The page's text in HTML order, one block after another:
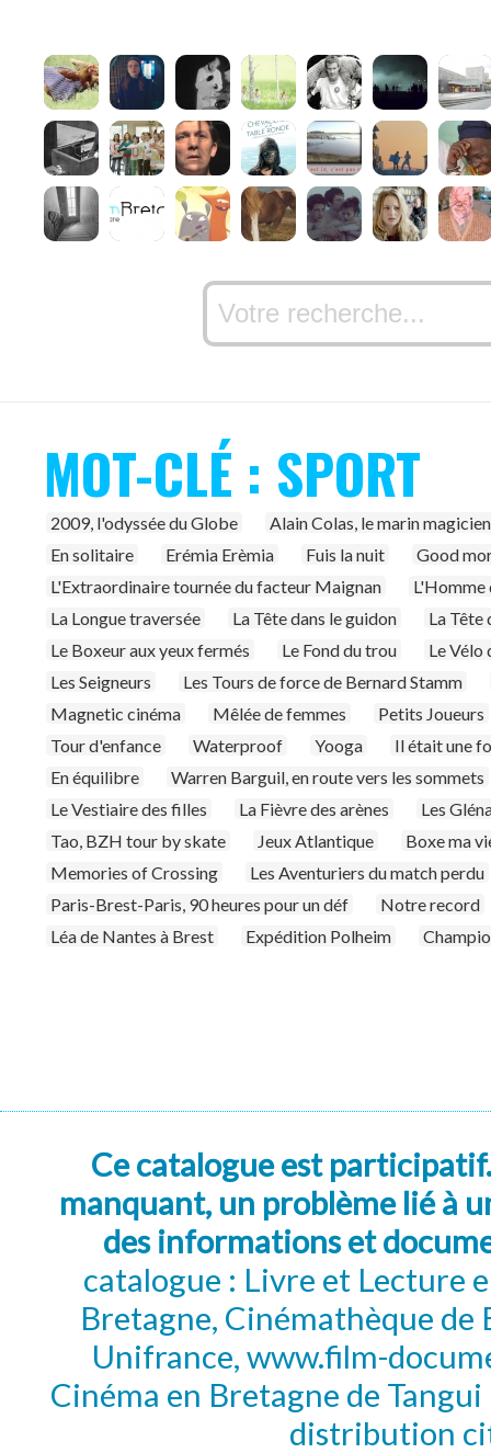
MOT-CLÉ : SPORT
2009, l'odyssée du Globe
Alain Colas, le marin magicien
En solitaire
Erémia Erèmia Fuis la nuit
Good
L'Extraordinaire tournée du facteur Maignan
L'Homme
La Longue traversée
La Tête dans le guidon
La Tête
Le Boxeur aux yeux fermés
Le Fond du trou
Le Vélo
Les Seigneurs
Les Tours de force de Bernard Stamm
Magnetic cinéma
Mêlée de femmes
Petits Joueurs
Tour d'enfance
Waterproof Yooga
Il était une
En équilibre
Warren Barguil, en route vers les sommets
Le Vestiaire des filles
La Fièvre des arènes
Les
Tao, BZH tour by skate
Jeux Atlantique
Boxe ma
Memories of Crossing
Les Aventuriers du match perdu
Paris-Brest-Paris, 90 heures pour un déf
Notre record
Léa de Nantes à Brest
Expédition Polheim
Ce catalogue est
manquant, un problème lié à
des informations et
catalogue : Livre et Lecture
Bretagne, Cinémathèque de
Unifrance, www.film-
Cinéma en Bretagne de
distribution